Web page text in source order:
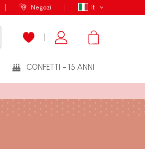
It
Negozi
CONFETTI - 15 ANNI